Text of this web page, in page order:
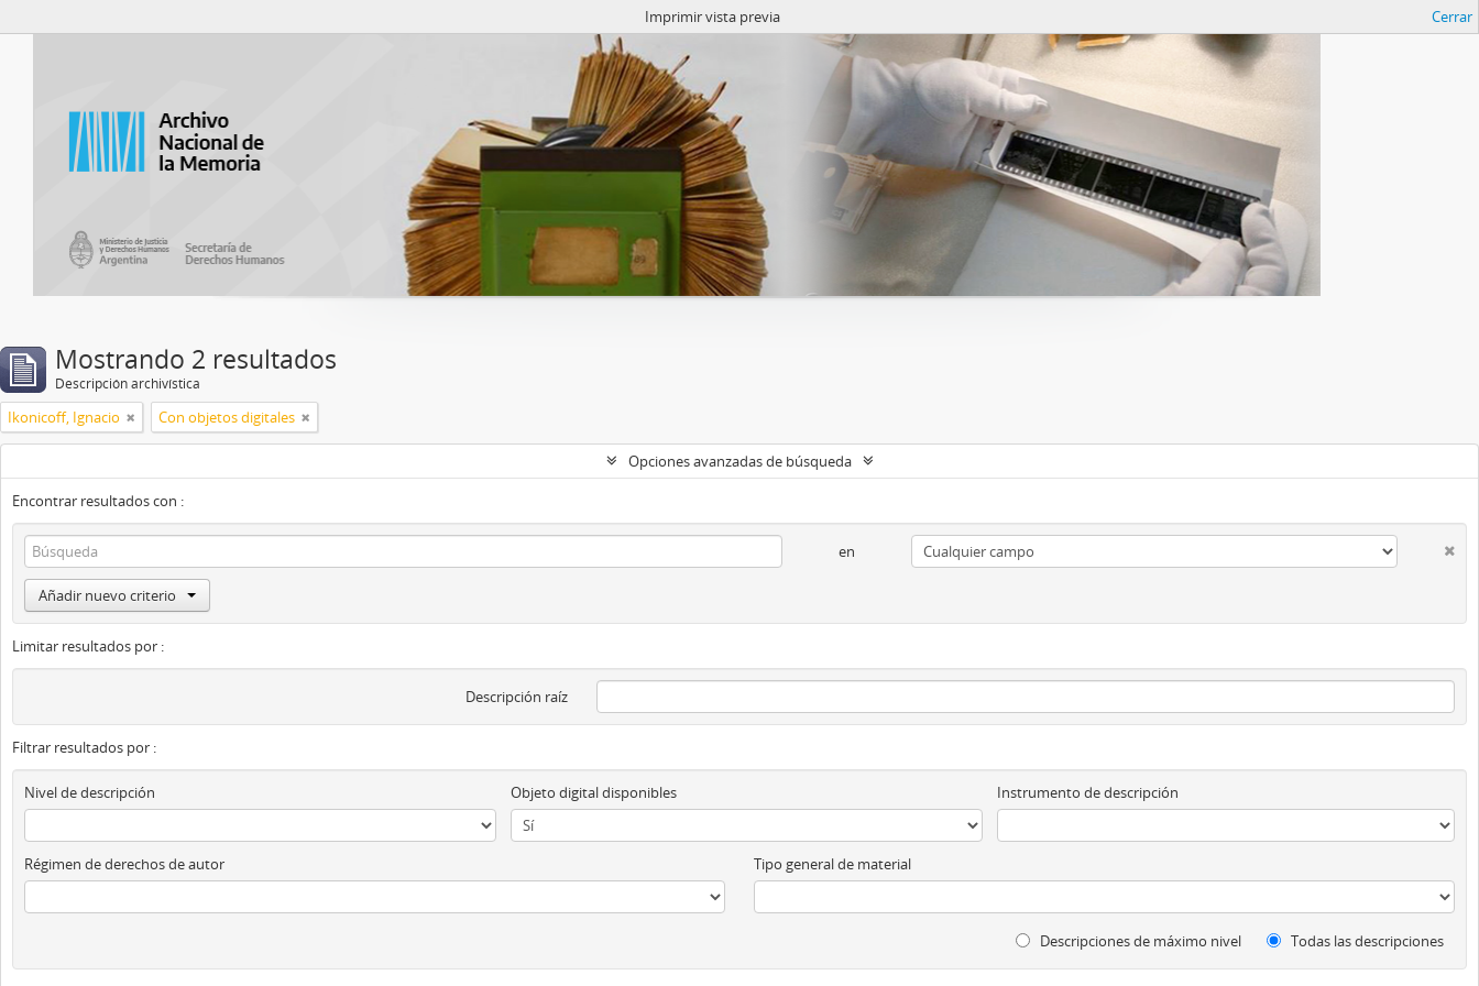
Imprimir vista previa Cerrar
Mostrando 2 resultados
Descripción archivística
Ikonicoff, Ignacio Con objetos digitales
Opciones avanzadas de búsqueda
Encontrar resultados con :
en
Añadir nuevo criterio
Limitar resultados por :
Descripción raíz
Filtrar resultados por :
Nivel de descripción Objeto digital disponibles Instrumento de descripción
Régimen de derechos de autor Tipo general de material
Descripciones de máximo nivel Todas las descripciones